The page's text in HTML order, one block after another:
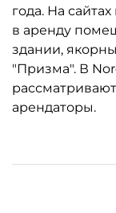
года. На
в аренду
здании,
"Призма". В
арендаторы.